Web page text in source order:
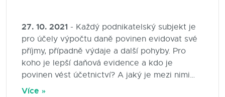
27. 10. 2021 - Každý podnikatelský subjekt je
pro účely výpočtu daně povinen evidovat své
příjmy, případně výdaje a další pohyby. Pro
koho je lepší daňová evidence a kdo je
povinen vést účetnictví? A jaký je mezi nimi
rozdíl?
Více »